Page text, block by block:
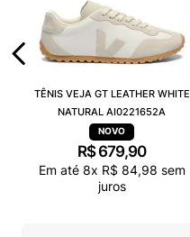
TÊNIS VEJA GT LEATHER WHITE
NATURAL AI0221652A
R$ 679,90
Em até 8x R$ 84,98 sem
juros